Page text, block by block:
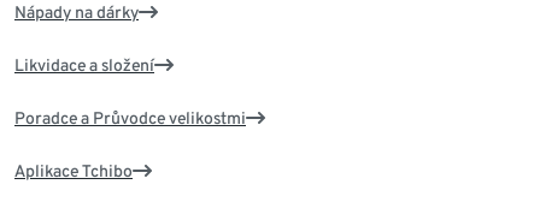
Nápady na dárky
Likvidace a složení
Poradce a Průvodce velikostmi
Aplikace Tchibo